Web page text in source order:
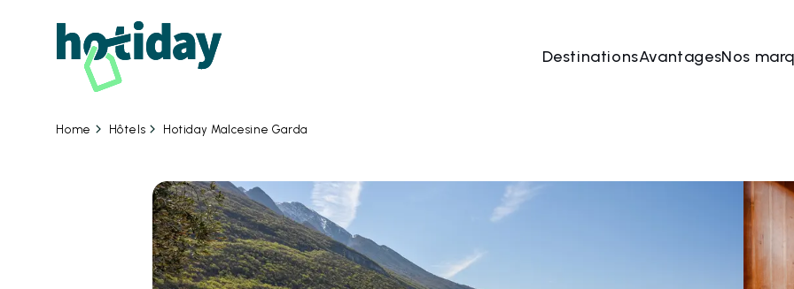
DestinationsAvantagesNos
Home Hôtels Hotiday Malcesine Garda